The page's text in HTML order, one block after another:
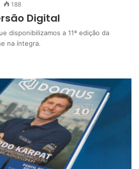
188
Digital
disponibilizamos a 11ª edição da
na íntegra.